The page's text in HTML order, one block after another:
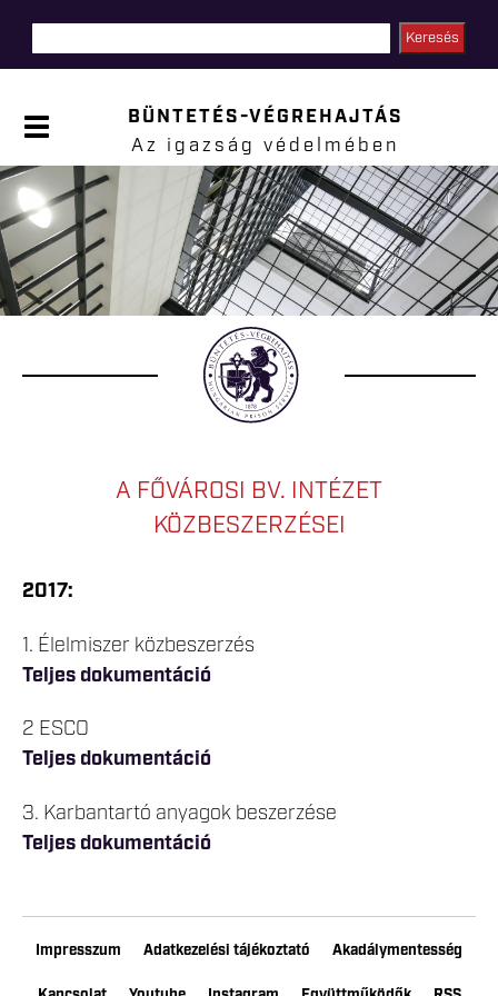
P
a
e
l
n
y
t
á
s
a
BÜNTETÉS-VÉGREHAJTÁS
Az igazság védelmében
Jelenlegi hely
A FŐVÁROSI BV. INTÉZET
KÖZBESZERZÉSEI
2017:
1. Élelmiszer közbeszerzés
Teljes dokumentáció
2 ESCO
Teljes dokumentáció
3. Karbantartó anyagok beszerzése
Teljes dokumentáció
Impresszum Adatkezelési tájékoztató Akadálymentesség